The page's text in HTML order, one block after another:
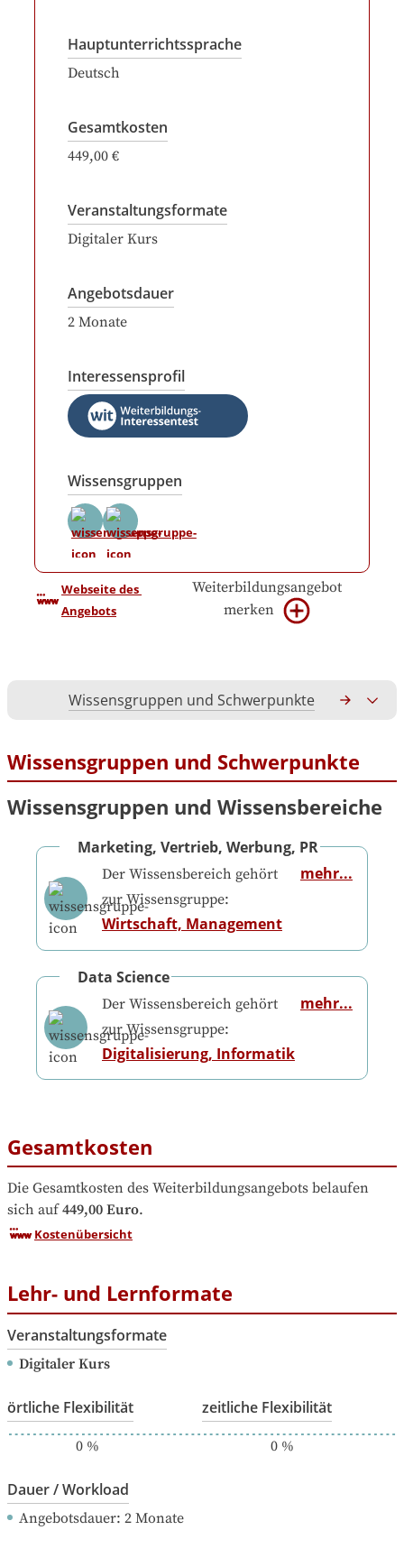
Hauptunterrichtssprache
Deutsch
Gesamtkosten
449,00 €
Veranstaltungsformate
Digitaler Kurs
Angebotsdauer
2 Monate
Interessensprofil
Wissensgruppen
Webseite des
Angebots
Weiterbildungsangebot
merken
Wissensgruppen und Schwerpunkte
Wissensgruppen und Schwerpunkte
Wissensgruppen und Wissensbereiche
Marketing, Vertrieb, Werbung, PR
Der Wissensbereich gehört
zur Wissensgruppe:
Wirtschaft, Management
mehr...
Data Science
Der Wissensbereich gehört
zur Wissensgruppe:
Digitalisierung, Informatik
mehr...
Gesamtkosten
Die Gesamtkosten des Weiterbildungsangebots belaufen
sich auf 449,00 Euro.
Kostenübersicht
Lehr- und Lernformate
Veranstaltungsformate
Digitaler Kurs
örtliche Flexibilität
0%
zeitliche Flexibilität
0%
Dauer / Workload
Angebotsdauer: 2 Monate